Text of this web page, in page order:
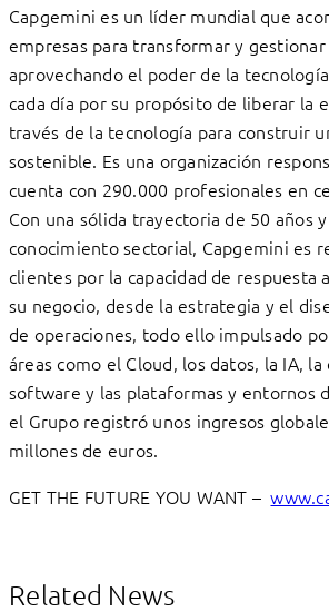
Capgemini es un líder mundial que
empresas para transformar y
aprovechando el poder de la
cada día por su propósito de liberar la
través de la tecnología para construir
sostenible. Es una organización
cuenta con 290.000 profesionales en
Con una sólida trayectoria de 50 años
conocimiento sectorial, Capgemini es
clientes por la capacidad de respuesta
su negocio, desde la estrategia y el
de operaciones, todo ello impulsado
áreas como el Cloud, los datos, la IA,
software y las plataformas y entornos
el Grupo registró unos ingresos
millones de euros.
GET THE FUTURE YOU WANT –
Related News